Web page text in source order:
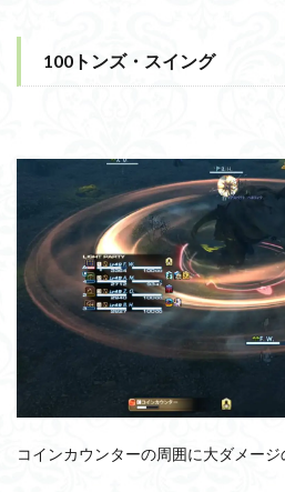
100トンズ・スイング
コインカウンターの周囲に大ダメージ